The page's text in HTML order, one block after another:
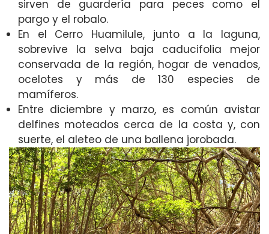
sirven de guardería para peces como el
pargo y el robalo.
En el Cerro Huamilule, junto a la laguna,
sobrevive la selva baja caducifolia mejor
conservada de la región, hogar de venados,
ocelotes y más de 130 especies de
mamíferos.
Entre diciembre y marzo, es común avistar
delfines moteados cerca de la costa y, con
suerte, el aleteo de una ballena jorobada.